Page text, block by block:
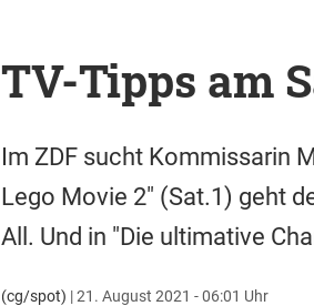
TV-Tipps am
Im ZDF sucht Kommissarin
Lego Movie 2" (Sat.1) geht
All. Und in "Die ultimative
(cg/spot) |21. August 2021 - 06:01 Uhr